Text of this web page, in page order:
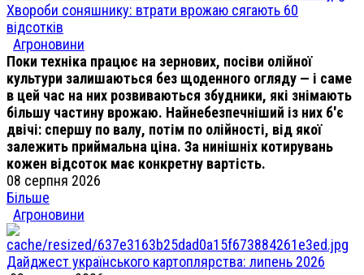
Хвороби соняшнику: втрати врожаю сягають 60
відсотків
Агроновини
Поки техніка працює на зернових, посіви олійної
культури залишаються без щоденного огляду — і саме
в цей час на них розвиваються збудники, які знімають
більшу частину врожаю. Найнебезпечніший із них б'є
двічі: спершу по валу, потім по олійності, від якої
залежить приймальна ціна. За нинішніх котирувань
кожен відсоток має конкретну вартість.
08 серпня 2026
Більше
Агроновини
Дайджест українського картоплярства: липень 2026